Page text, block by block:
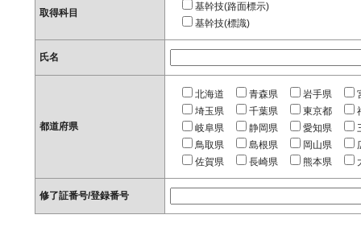
取得科目
基幹技(路面標示)
基幹技(標識)
氏名
都道府県
北海道 青森県 岩手県
埼玉県
千葉県 東京都
岐阜県
静岡県 愛知県
鳥取県
島根県 岡山県
佐賀県
長崎県 熊本県
修了証番号/登録番号